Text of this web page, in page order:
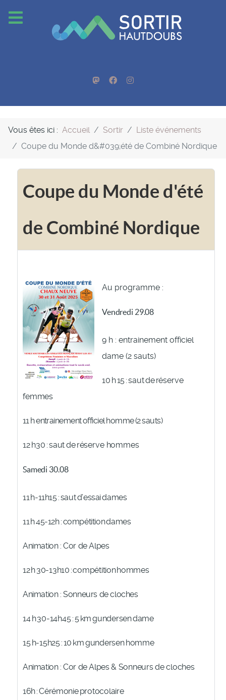
Vous êtes ici : Accueil Sortir
Liste événements
Coupe du Monde d&#039;été de Combiné Nordique
Coupe du Monde d'été
de Combiné Nordique
Au programme :
Vendredi 29.08
9 h : entrainement officiel
dame (2 sauts)
10 h15:sautderéserve
femmes
11hentrainementofficielhomme(2sauts)
12h30 :sautderéserve hommes
Samedi 30.08
11h-11h15:sautd’essaidames
11h45-12h:compétitiondames
Animation : Cor de Alpes
12h30-13h10 :compétitionhommes
Animation : Sonneurs de cloches
14h30-14h45:5kmgundersendame
15h-15h25:10 kmgundersenhomme
Animation : Cor de Alpes& Sonneurs de cloches
16h:Cérémonieprotocolaire